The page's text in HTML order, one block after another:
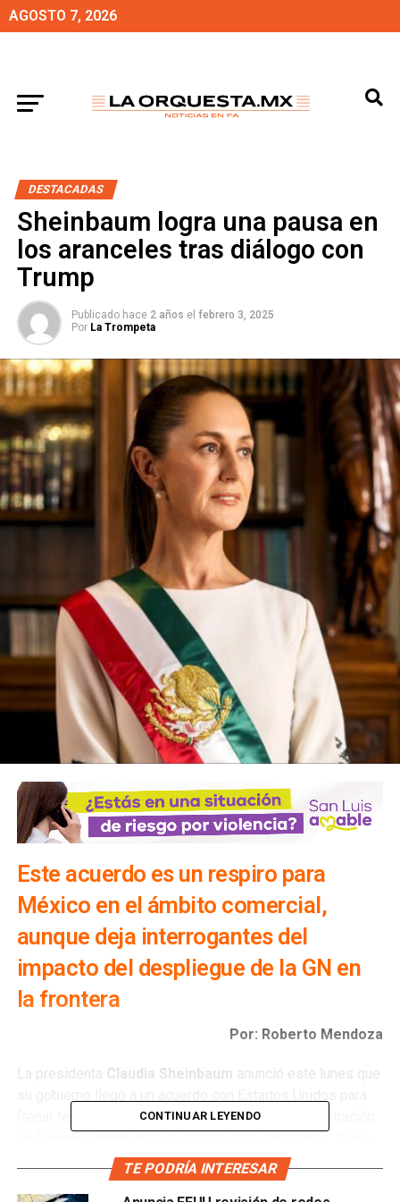
AGOSTO 7, 2026
DESTACADAS
Sheinbaum logra una pausa en
los aranceles tras diálogo con
Trump
Publicado hace 2 años el febrero 3, 2025
Por La Trompeta
Este acuerdo es un respiro para
México en el ámbito comercial,
aunque deja interrogantes del
impacto del despliegue de la GN en
la frontera
Por: Roberto Mendoza
La presidenta Claudia Sheinbaum anunció este lunes que
frenar temporalmente los aranceles que la administración
resultado de la negociación, los gravámenes quedarán en
pausa por un mes mientras ambos gobiernos continúan el
CONTINUAR LEYENDO
TE PODRÍA INTERESAR